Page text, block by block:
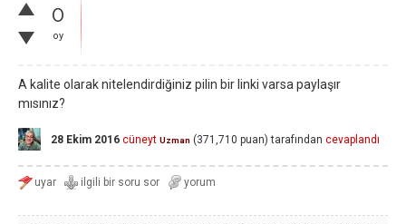
0
oy
A kalite olarak nitelendirdiğiniz pilin bir linki varsa paylaşır
mısınız?
28 Ekim 2016 cüneyt Uzman (371,710 puan) tarafından cevaplandı